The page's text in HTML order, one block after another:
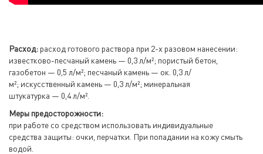
Расход: расход готового раствора при 2-х разовом нанесении:
известково-песчаный камень — 0,3 л/м²; пористый бетон,
газобетон — 0,5 л/м²; песчаный камень — ок. 0,3 л/
м²; искусственный камень — 0,3 л/м²; минеральная
штукатурка — 0,4 л/м².
Меры предосторожности:
при работе со средством использовать индивидуальные
средства защиты: очки, перчатки. При попадании на кожу смыть
водой.